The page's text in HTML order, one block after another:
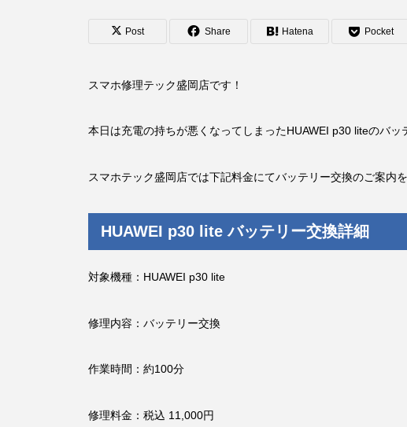
Post Share Hatena Pocket
スマホ修理テック盛岡店です！
本日は充電の持ちが悪くなってしまったHUAWEI p30 liteのバッ
スマホテック盛岡店では下記料金にてバッテリー交換のご案内
HUAWEI p30 lite バッテリー交換詳細
対象機種：HUAWEI p30 lite
修理内容：バッテリー交換
作業時間：約100分
修理料金：税込 11,000円